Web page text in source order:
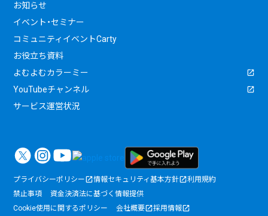
お知らせ
イベント・セミナー
コミュニティイベントCarty
お役立ち資料
よむよむカラーミー
YouTubeチャンネル
サービス運営状況
プライバシーポリシー 情報セキュリティ基本方針
利用規約
禁止事項
資金決済法に基づく情報提供
Cookie使用に関するポリシー
会社概要 採用情報